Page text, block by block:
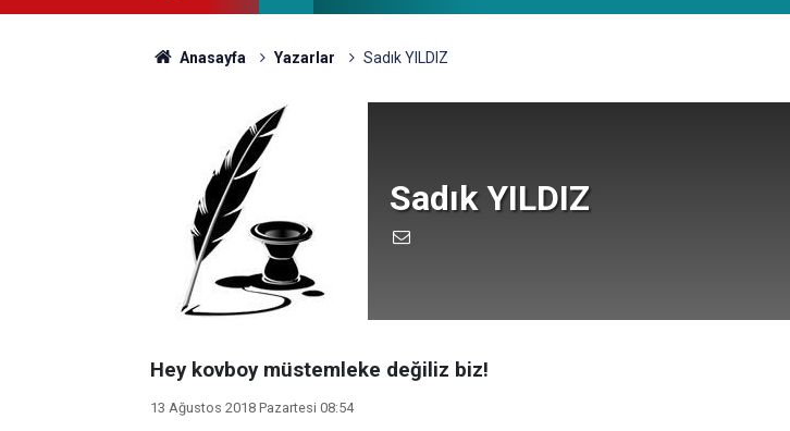
Anasayfa Yazarlar Sadık YILDIZ
Sadık YILDIZ
Hey kovboy müstemleke değiliz biz!
13 Ağustos 2018 Pazartesi 08:54